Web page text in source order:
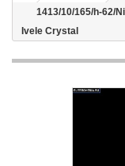
1413/10/165/h-62/
Ivele Crystal